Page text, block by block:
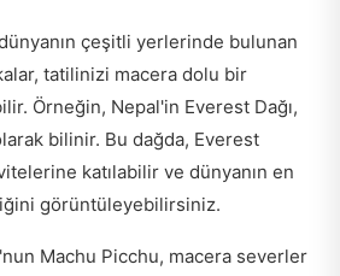
çeşitli yerlerinde bulunan
tatilinizi macera dolu bir
Örneğin, Nepal'in Everest Dağı,
bilinir. Bu dağda, Everest
katılabilir ve dünyanın en
görüntüleyebilirsiniz.
Machu Picchu, macera severler